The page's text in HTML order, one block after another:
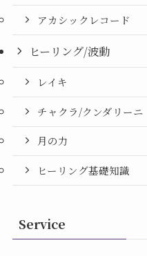
アカシックレコード
ヒーリング/波動
レイキ
チャクラ/クンダリーニ
月の力
ヒーリング基礎知識
Service